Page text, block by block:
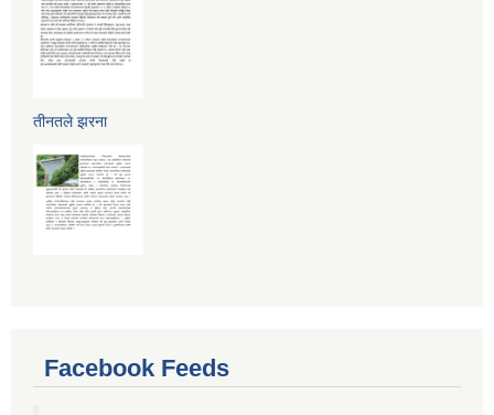
तीनतले झरना
Facebook Feeds